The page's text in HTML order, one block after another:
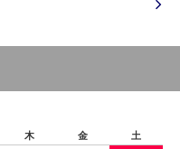
木 金
土